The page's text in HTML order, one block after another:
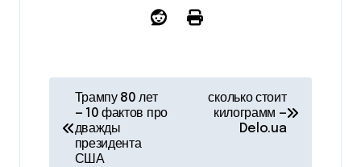
Трампу 80 лет
— 10 фактов про
дважды
президента
США
сколько стоит
килограмм —
Delo.ua